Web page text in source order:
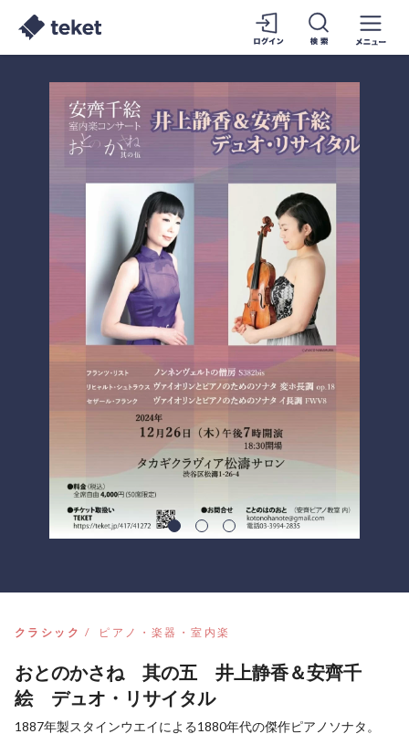
クラシック ピアノ・楽器・室内楽
おとのかさね 其の五 井上静香＆安齊千
絵 デュオ・リサイタル
1887年製スタインウエイによる1880年代の傑作ピアノソナタ。